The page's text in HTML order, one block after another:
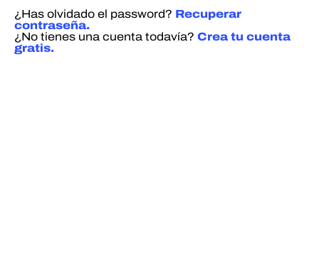
¿Has olvidado el password? Recuperar
contraseña.
¿No tienes una cuenta todavía? Crea tu cuenta
gratis.